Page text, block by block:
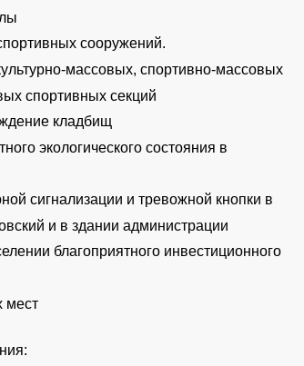
сооружений.
массовых, спортивно-массовых
спортивных секций
кладбищ
экологического состояния в
сигнализации и тревожной кнопки в
и в здании администрации
благоприятного инвестиционного
мест